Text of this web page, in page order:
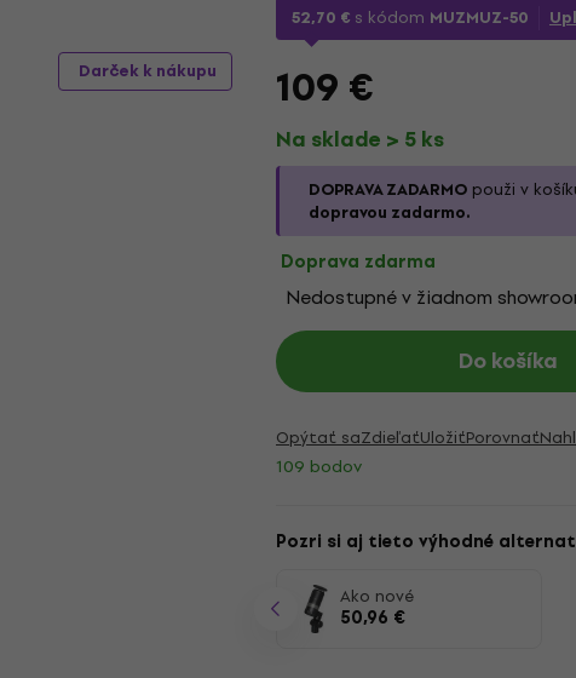
Darček k nákupu
52,70 € s kódom MUZMUZ-50
109 €
Na sklade > 5 ks
DOPRAVA ZADARMO použi v
dopravou zadarmo.
Doprava zdarma
Nedostupné v žiadnom
Do košíka
Opýtať saZdieľaťUložiťPorovnať
109 bodov
Pozri si aj tieto výhodné
Ako nové
50,96 €